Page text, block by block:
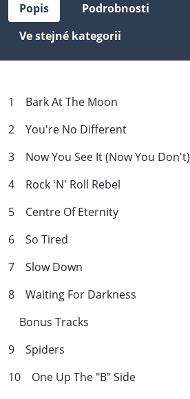
Popis
Podrobnosti
Ve stejné kategorii
1 Bark At The Moon
2 You're No Different
3 Now You See It (Now You Don't)
4 Rock 'N' Roll Rebel
5 Centre Of Eternity
6 So Tired
7 Slow Down
8 Waiting For Darkness
Bonus Tracks
9 Spiders
10 One Up The "B" Side